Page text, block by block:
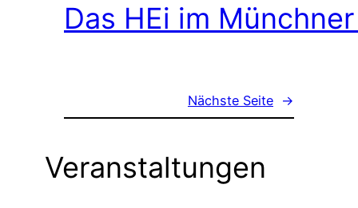
Das HEi im
Nächste Seite →
Veranstaltungen